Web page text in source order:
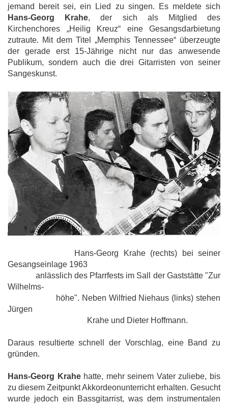
jemand bereit sei, ein Lied zu singen. Es meldete sich
Hans-Georg Krahe, der sich als Mitglied des
Kirchenchores „Heilig Kreuz“ eine Gesangsdarbietung
zutraute. Mit dem Titel „Memphis Tennessee“ überzeugte
der gerade erst 15-Jährige nicht nur das anwesende
Publikum, sondern auch die drei Gitarristen von seiner
Sangeskunst.
Hans-Georg Krahe (rechts) bei seiner
Gesangseinlage 1963
anlässlich des Pfarrfests im Sall der Gaststätte "Zur
Wilhelms-
höhe". Neben Wilfried Niehaus (links) stehen
Jürgen
Krahe und Dieter Hoffmann.
Daraus resultierte schnell der Vorschlag, eine Band zu
gründen.
Hans-Georg Krahehatte, mehr seinem Vater zuliebe, bis
zu diesem Zeitpunkt Akkordeonunterricht erhalten. Gesucht
wurde jedoch ein Bassgitarrist, was dem instrumentalen